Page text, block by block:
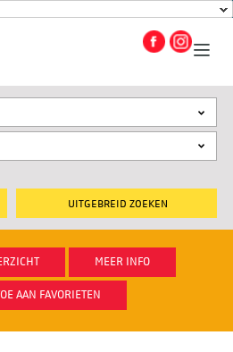
UITGEBREID ZOEKEN
MEER INFO
AAN FAVORIETEN